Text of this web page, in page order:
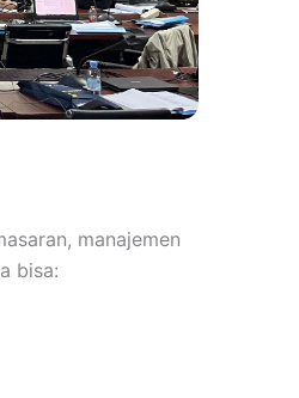
manajemen
bisa: